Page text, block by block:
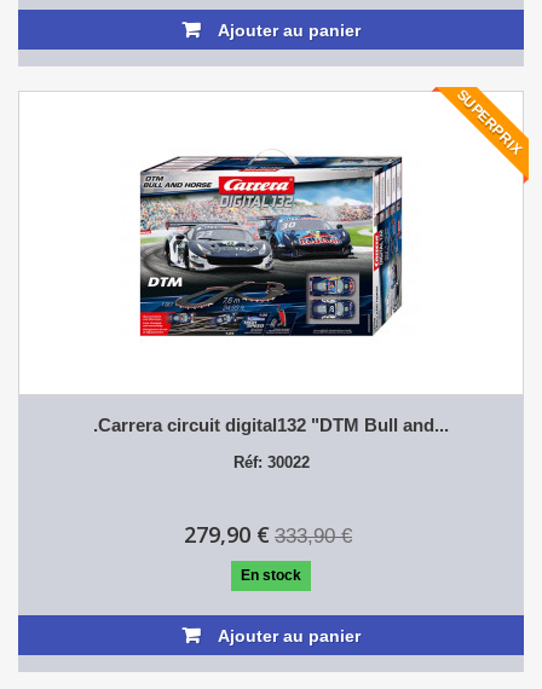
Ajouter au panier
SUPERPRIX
.Carrera circuit digital132 "DTM Bull and...
Réf: 30022
279,90 € 333,90 €
En stock
Ajouter au panier